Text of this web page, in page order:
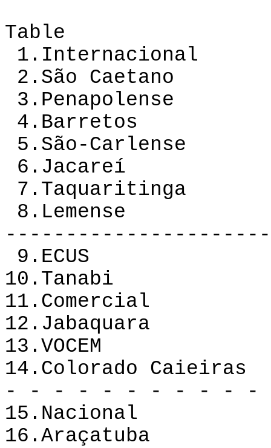
Table
1.Internacional
2.São Caetano
3.Penapolense
4.Barretos
5.São-
6.Jacareí 14
7.Taquaritinga
8.Lemense
9.ECUS 14
10.Tanabi
11.Comercial
12.Jabaquara
13.VOCEM
14.Colorado
- - - - - - - - - -
15.Nacional
16.Araçatuba